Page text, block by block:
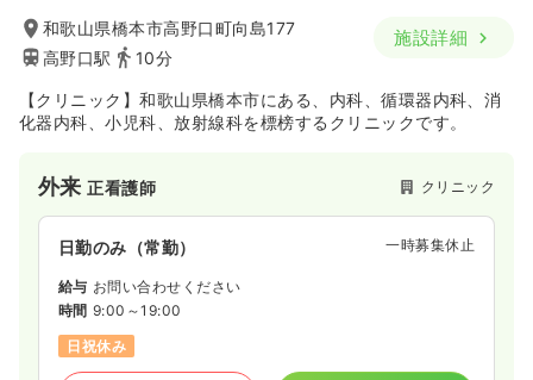
和歌山県橋本市高野口町向島177
高野口駅
10分
施設詳細
【クリニック】和歌山県橋本市にある、内科、循環器内科、消
化器内科、小児科、放射線科を標榜するクリニックです。
外来正看護師 クリニック
日勤のみ（常勤） 一時募集休止
給与 お問い合わせください
時間 9:00～19:00
日祝休み